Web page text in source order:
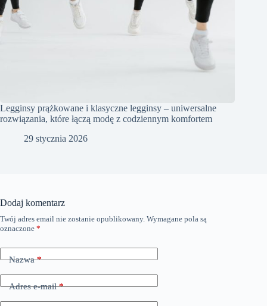
Legginsy prążkowane i klasyczne legginsy – uniwersalne
rozwiązania, które łączą modę z codziennym komfortem
29 stycznia 2026
Dodaj komentarz
Twój adres email nie zostanie opublikowany. Wymagane pola są
oznaczone *
Nazwa*
Adres e-mail*